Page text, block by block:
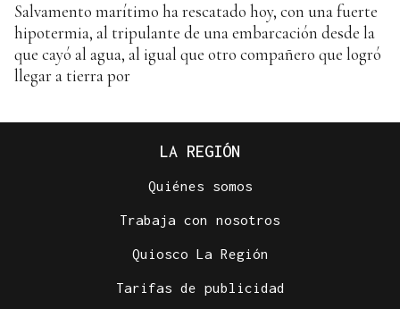
Salvamento marítimo ha rescatado hoy, con una fuerte
hipotermia, al tripulante de una embarcación desde la
que cayó al agua, al igual que otro compañero que logró
llegar a tierra por
LA REGIÓN
Quiénes somos
Trabaja con nosotros
Quiosco La Región
Tarifas de publicidad